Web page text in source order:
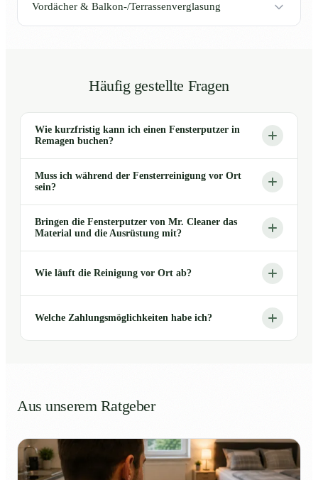
Vordächer & Balkon-/Terrassenverglasung
Häufig gestellte Fragen
Wie kurzfristig kann ich einen Fensterputzer in
Remagen buchen?
Muss ich während der Fensterreinigung vor Ort
sein?
Bringen die Fensterputzer von Mr. Cleaner das
Material und die Ausrüstung mit?
Wie läuft die Reinigung vor Ort ab?
Welche Zahlungsmöglichkeiten habe ich?
Aus unserem Ratgeber